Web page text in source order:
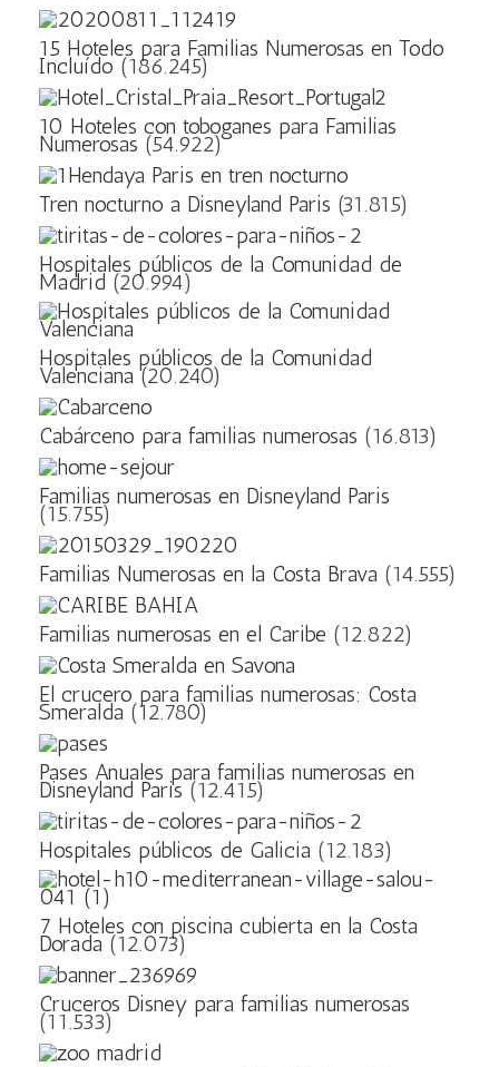
15 Hoteles para Familias Numerosas en Todo
Incluído (186.245)
10 Hoteles con toboganes para Familias
Numerosas (54.922)
Tren nocturno a Disneyland Paris (31.815)
Hospitales públicos de la Comunidad de
Madrid (20.994)
Hospitales públicos de la Comunidad
Valenciana (20.240)
Cabárceno para familias numerosas (16.813)
Familias numerosas en Disneyland Paris
(15.755)
Familias Numerosas en la Costa Brava (14.555)
Familias numerosas en el Caribe (12.822)
El crucero para familias numerosas: Costa
Smeralda (12.780)
Pases Anuales para familias numerosas en
Disneyland Paris (12.415)
Hospitales públicos de Galicia (12.183)
7 Hoteles con piscina cubierta en la Costa
Dorada (12.073)
Cruceros Disney para familias numerosas
(11.533)